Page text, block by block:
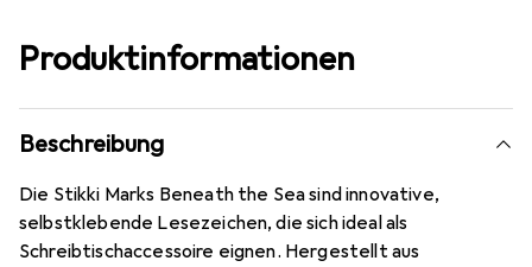
Produktinformationen
Beschreibung
Die Stikki Marks Beneath the Sea sind innovative,
selbstklebende Lesezeichen, die sich ideal als
Schreibtischaccessoire eignen. Hergestellt aus